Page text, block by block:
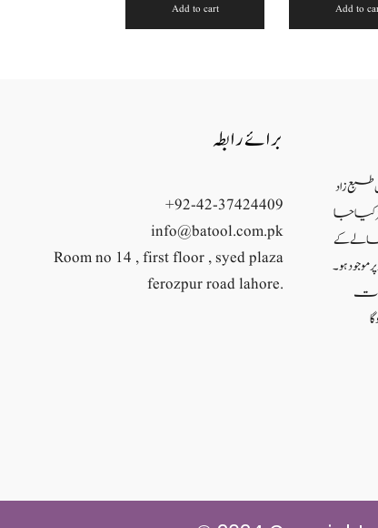
Add to cart Add to
برائے رابطہ
+92-42-37424409
info@batool.com.pk
Room no 14 , first floor , syed plaza
ferozpur road lahore.
طبع زاد
کیا جا
کے
موجود ہو۔